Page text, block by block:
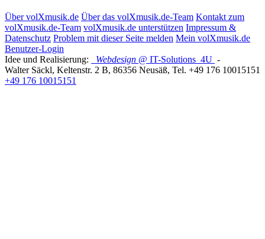
Über volXmusik.de Über das volXmusik.de-Team Kontakt zum
volXmusik.de-Team volXmusik.de unterstützen Impressum &
Datenschutz Problem mit dieser Seite melden Mein volXmusik.de
Benutzer-Login
Idee und Realisierung:
Webdesign @ IT-Solutions 4U -
Walter Säckl, Keltenstr. 2 B, 86356 Neusäß, Tel. +49 176 10015151
+49 176 10015151